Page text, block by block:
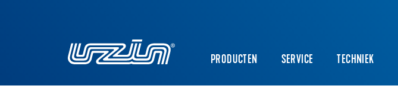
PRODUCTEN SERVICE TECHNIEK